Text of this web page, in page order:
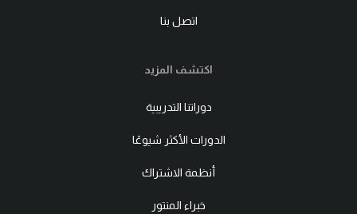
اكتشف المزيد
دوراتنا التدريبية
الدورات الأكثر شيوعًا
أنظمة الاشتراك
خبراء المنتور
اتصل بنا